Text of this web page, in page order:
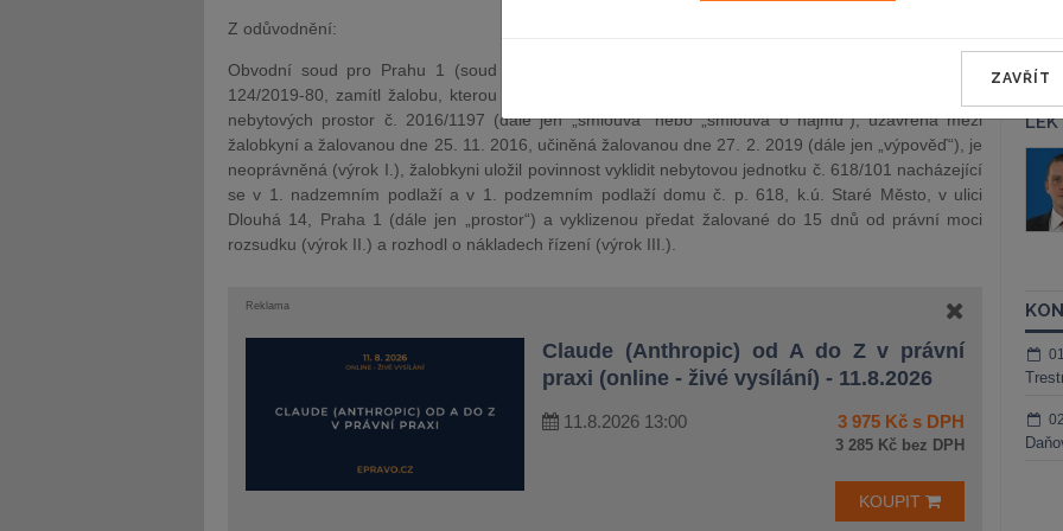
Z odůvodnění:
Obvodní soud pro Prahu 1 (soud prvního stupně) rozsudkem ze dne 17. 6. 2020, č. j. 24 C
124/2019-80, zamítl žalobu, kterou se žalobkyně domáhala určení, že výpověď smlouvy o nájmu
nebytových prostor č. 2016/1197 (dále jen „smlouva“ nebo „smlouva o nájmu“), uzavřená mezi
žalobkyní a žalovanou dne 25. 11. 2016, učiněná žalovanou dne 27. 2. 2019 (dále jen „výpověď“), je
neoprávněná (výrok I.), žalobkyni uložil povinnost vyklidit nebytovou jednotku č. 618/101 nacházející
se v 1. nadzemním podlaží a v 1. podzemním podlaží domu č. p. 618, k.ú. Staré Město, v ulici
Dlouhá 14, Praha 1 (dále jen „prostor“) a vyklizenou předat žalované do 15 dnů od právní moci
rozsudku (výrok II.) a rozhodl o nákladech řízení (výrok III.).
Reklama
Claude (Anthropic) od A do Z v právní
praxi (online - živé vysílání) - 11.8.2026
11.8.2026 13:00 3 975 Kč s DPH
3 285 Kč bez DPH
KOUPIT
JUDr. Tomáš Sokol
Kurzy lektora
JUDr. Martin Maisner, Ph.D.,
MCIArb
Kurzy lektora
ZAVŘÍT